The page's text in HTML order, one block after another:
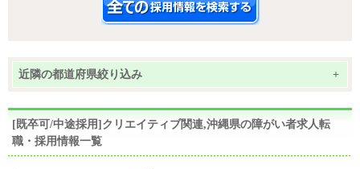
近隣の都道府県絞り込み +
[既卒可/中途採用]クリエイティブ関連,沖縄県の障がい者求人転
職・採用情報一覧